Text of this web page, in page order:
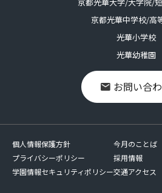
京都光華中学校/高
光華小学校
光華幼稚園
お問い合
個人情報保護方針
プライバシーポリシー
学園情報セキュリティポリシー
今月のことば
採用情報
交通アクセス